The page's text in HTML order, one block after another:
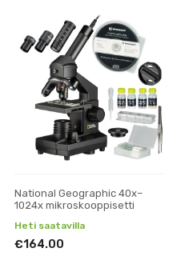
National Geographic 40x–
1024x mikroskooppisetti
Heti saatavilla
€164.00